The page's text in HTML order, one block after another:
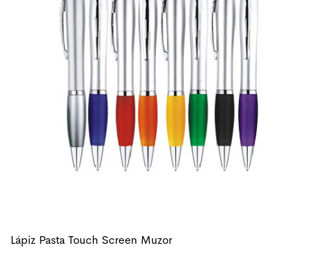
Lápiz Pasta Touch Screen Muzor